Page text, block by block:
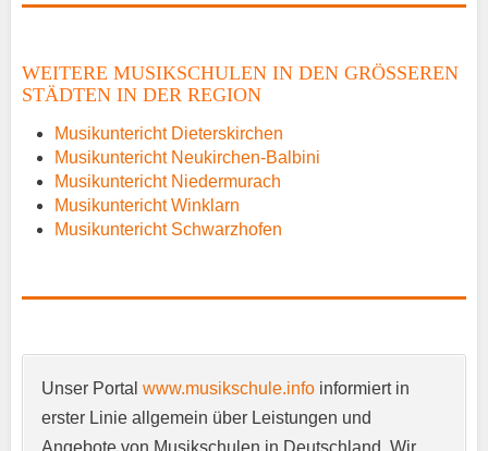
Anschrift
WEITERE MUSIKSCHULEN IN DEN GRÖSSEREN S
TÄDTEN IN DER REGION
Musikuntericht Dieterskirchen
Musikuntericht Neukirchen-Balbini
Musikuntericht Niedermurach
Musikuntericht Winklarn
Musikuntericht Schwarzhofen
Unser Portal www.musikschule.info informiert in
erster Linie allgemein über Leistungen und
Angebote von Musikschulen in Deutschland. Wir